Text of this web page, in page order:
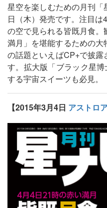
星空を楽しむための月刊
日（木）発売です。注目
の空で見られる皆既月食
満月」を堪能するための
の話題といえばCP+で披
す。拡大版「ブラック星
する宇宙スイーツも必見。
【2015年3月4日 アストロ